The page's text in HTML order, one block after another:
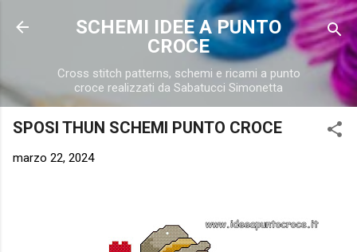
Passa ai contenuti principali
SCHEMI IDEE A PUNTO
CROCE
Cross stitch patterns, schemi e ricami a punto
croce realizzati da Sabatucci Simonetta
SPOSI THUN SCHEMI PUNTO CROCE
marzo 22, 2024